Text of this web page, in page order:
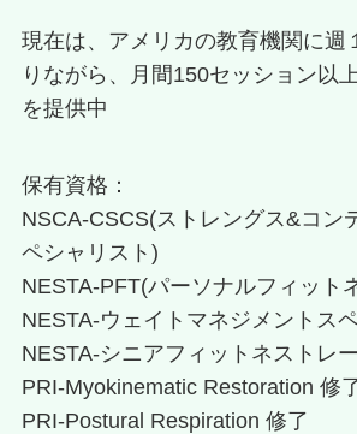
現在は、アメリカの教育機関に週
りながら、月間150セッション以
を提供中
保有資格：
NSCA-CSCS(ストレングス&コン
ペシャリスト)
NESTA-PFT(パーソナルフィット
NESTA-ウェイトマネジメントス
NESTA-シニアフィットネストレ
PRI-Myokinematic Restoration 修
PRI-Postural Respiration 修了